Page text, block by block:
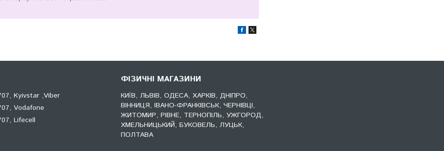
Kyivstar ,Viber
Vodafone
Lifecell
ФІЗИЧНІ МАГАЗИНИ
КИЇВ, ЛЬВІВ, ОДЕСА, ХАРКІВ, ДНІПРО,
ВІННИЦЯ, ІВАНО-ФРАНКІВСЬК, ЧЕРНІВЦІ,
ЖИТОМИР, РІВНЕ, ТЕРНОПІЛЬ, УЖГОРОД,
ХМЕЛЬНИЦЬКИЙ, БУКОВЕЛЬ, ЛУЦЬК,
ПОЛТАВА